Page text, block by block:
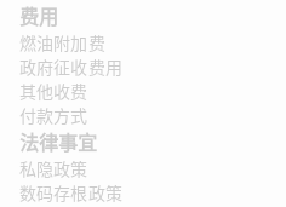
费用
燃油附加费
政府征收费用
其他收费
付款方式
法律事宜
私隐政策
数码存根政策